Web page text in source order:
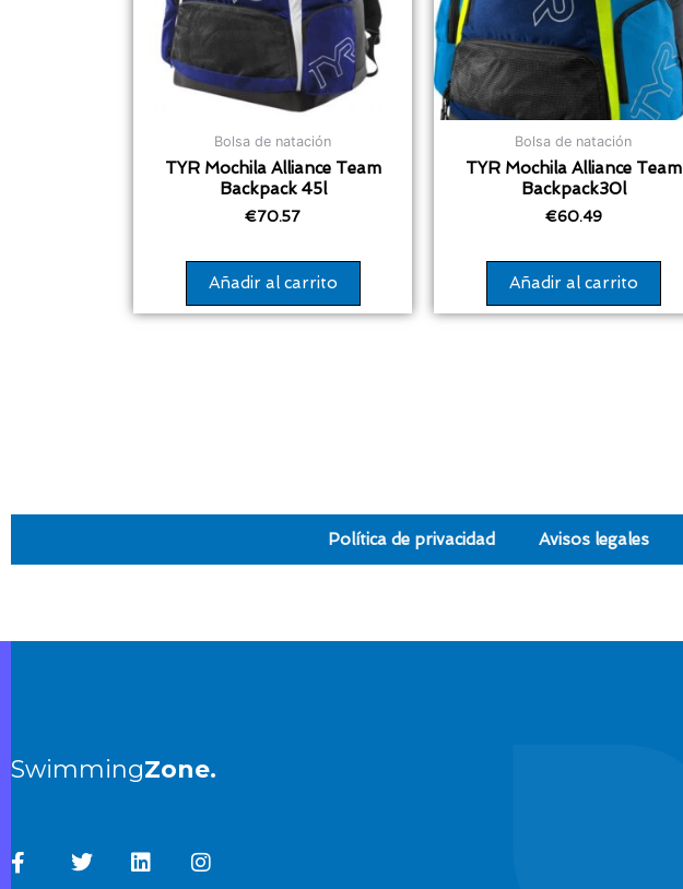
Bolsa de natación
TYR Mochila Alliance Team
Backpack 45l
€70.57
Añadir al carrito
Bolsa de natación
TYR Mochila Alliance Team
Backpack30l
€60.49
Añadir al carrito
Política de privacidad Avisos legales
SwimmingZone.